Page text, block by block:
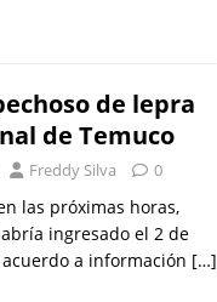
de lepra
de Temuco
Freddy Silva 0
las próximas horas,
ingresado el 2 de
a información […]